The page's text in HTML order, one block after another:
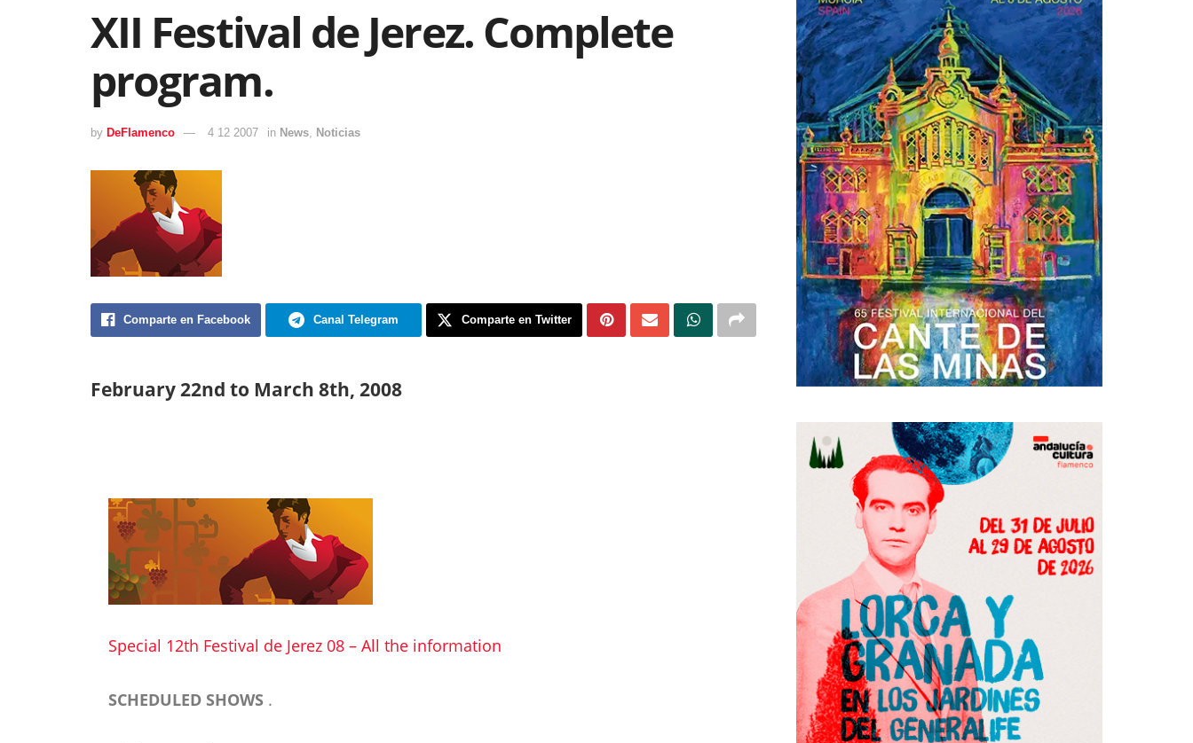
XII Festival de Jerez. Complete
program.
by DeFlamenco 4 12 2007 in News, Noticias
Comparte en Facebook Canal Telegram Comparte en Twitter
February 22nd to March 8th, 2008
Special 12th Festival de Jerez 08 – All the information
SCHEDULED SHOWS .